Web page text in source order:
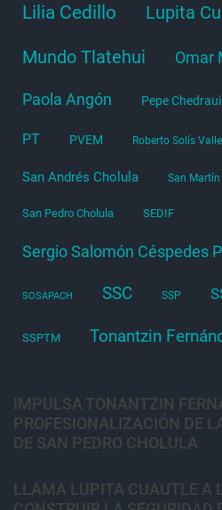
Lilia Cedillo Lupita
Mundo Tlatehui Omar
Paola Angón Pepe Chedraui
PT PVEM Roberto Solís
San Andrés Cholula San Martín
San Pedro Cholula SEDIF
Sergio Salomón Céspedes
SOSAPACH SSC SSP
SSPTM Tonantzin
IMPULSA TONANTZIN
PROFESIONALIZACIÓN DE
DE SAN PEDRO CHOLULA
LLAMA LUPITA CUAUTLE A